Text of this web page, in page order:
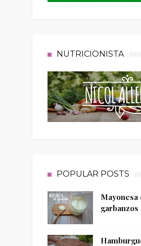
NUTRICIONISTA
POPULAR POSTS
Mayonesa
garbanzos